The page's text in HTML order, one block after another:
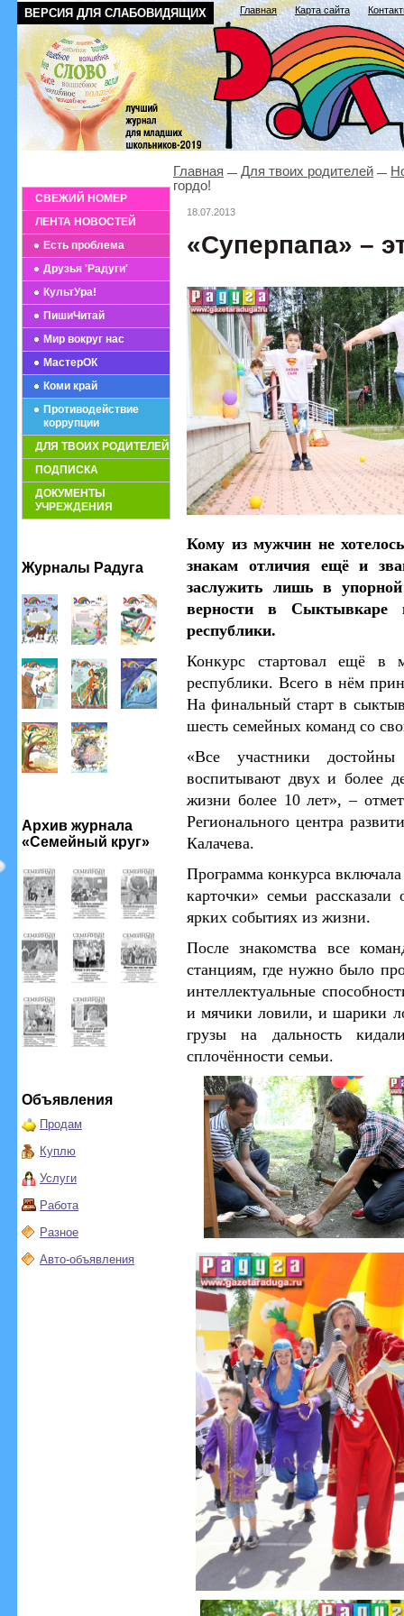
ВЕРСИЯ ДЛЯ СЛАБОВИДЯЩИХ Главная Карта сайта
СВЕЖИЙ НОМЕР
ЛЕНТА НОВОСТЕЙ
Есть проблема
Друзья 'Радуги'
КультУра!
ПишиЧитай
Мир вокруг нас
МастерОК
Коми край
Противодействие
коррупции
ДЛЯ ТВОИХ РОДИТЕЛЕЙ
ПОДПИСКА
ДОКУМЕНТЫ
УЧРЕЖДЕНИЯ
Журналы Радуга
Архив журнала
«Семейный круг»
Объявления
Продам
Куплю
Услуги
Работа
Разное
Авто-объявления
Главная Для твоих родителей
гордо!
18.07.2013
«Суперпапа» –
Кому из мужчин не
знакам отличия ещё и
заслужить лишь в
верности в Сыктывкаре
республики.
Конкурс стартовал ещё в
республики. Всего в нём
На финальный старт в
шесть семейных команд со
«Все участники
воспитывают двух и более
жизни более 10 лет», –
Регионального центра
Калачева.
Программа конкурса
карточки» семьи
ярких событиях из жизни.
После знакомства все
станциям, где нужно было
интеллектуальные
и мячики ловили, и шарики
грузы на дальность
сплочённости семьи.